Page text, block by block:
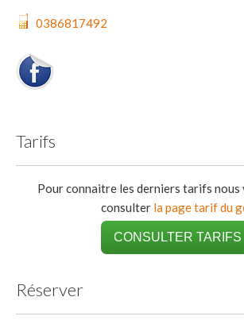
0386817492
Tarifs
Pour connaitre les derniers tarifs nous
consulter la page tarif du
CONSULTER TARIFS
Réserver